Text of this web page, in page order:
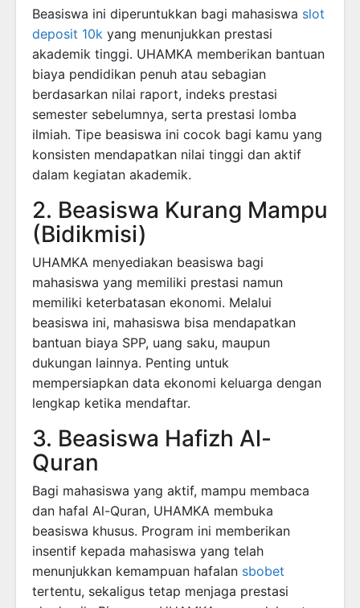
Beasiswa ini diperuntukkan bagi mahasiswa slot
deposit 10k yang menunjukkan prestasi
akademik tinggi. UHAMKA memberikan bantuan
biaya pendidikan penuh atau sebagian
berdasarkan nilai raport, indeks prestasi
semester sebelumnya, serta prestasi lomba
ilmiah. Tipe beasiswa ini cocok bagi kamu yang
konsisten mendapatkan nilai tinggi dan aktif
dalam kegiatan akademik.
2. Beasiswa Kurang Mampu
(Bidikmisi)
UHAMKA menyediakan beasiswa bagi
mahasiswa yang memiliki prestasi namun
memiliki keterbatasan ekonomi. Melalui
beasiswa ini, mahasiswa bisa mendapatkan
bantuan biaya SPP, uang saku, maupun
dukungan lainnya. Penting untuk
mempersiapkan data ekonomi keluarga dengan
lengkap ketika mendaftar.
3. Beasiswa Hafizh Al-
Quran
Bagi mahasiswa yang aktif, mampu membaca
dan hafal Al-Quran, UHAMKA membuka
beasiswa khusus. Program ini memberikan
insentif kepada mahasiswa yang telah
menunjukkan kemampuan hafalan sbobet
tertentu, sekaligus tetap menjaga prestasi